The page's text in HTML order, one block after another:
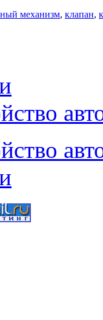
механизм, клапан,